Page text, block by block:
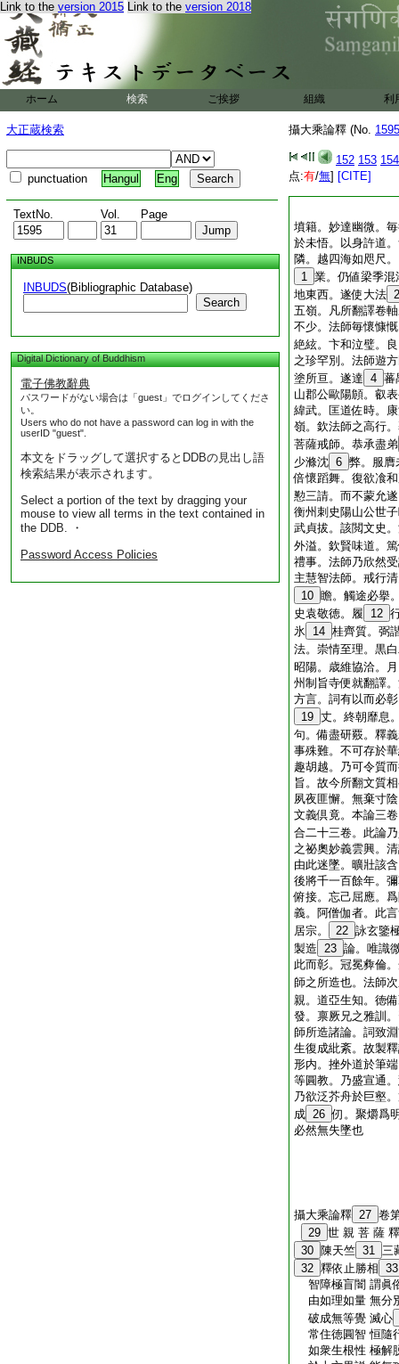
Link to the version 2015 Link to the version 2018
ホーム 検索 ご挨拶 組織 利
大正蔵検索
punctuation Hangul Eng
TextNo. Vol. Page
INBUDS
INBUDS(Bibliographic Database)
Search
Digital Dictionary of Buddhism
電子佛教辭典
パスワードがない場合は「guest」でログインしてくださ
い。
Users who do not have a password can log in with the
userID "guest".
本文をドラッグして選択するとDDBの見出し語
検索結果が表示されます。
Select a portion of the text by dragging your
mouse to view all terms in the text contained in
the DDB. ・
Password Access Policies
攝大乘論釋 (No.
152 153 154
点:有/無] [CITE]
墳籍。妙達幽微。
於未悟。以身許道
隣。越四海如咫尺
1 業。仍値梁季
地東西。遂使大法 2
五嶺。凡所翻譯卷
不少。法師毎懷慷
絶絃。卞和泣璧。
之珍罕別。法師遊
塗所亘。遂達 4 蕃
山郡公歐陽頠。叡
緯武。匡道佐時。
嶺。欽法師之高行
菩薩戒師。恭承盡弟
少滌沈 6 弊。服膺
倍懷蹈舞。復欲飡
懃三請。而不蒙允
衡州刺史陽山公世
武貞拔。該閲文史
外溢。欽賢味道。
禮事。法師乃欣然
主慧智法師。戒行
10 瞻。觸途必擧
史袁敬徳。履
12
氷 14 桂齊質。弼
法。崇情至理。黒
昭陽。歳維協洽。
州制旨寺便就翻譯
方言。詞有以而必
19 丈。終朝靡息
句。備盡研覈。釋
事殊難。不可存於
趣胡越。乃可令質
旨。故今所翻文質
夙夜匪懈。無棄寸
文義倶竟。本論三
合二十三卷。此論
之祕奧妙義雲興。
由此迷墜。曠壯該
後將千一百餘年。
俯接。忘己屈應。
義。阿僧伽者。此
居宗。
22 詠玄鑒
製造 23 論。唯識
此而彰。冠冕彜倫
師之所造也。法師
親。道亞生知。徳
發。禀厥兄之雅訓
師所造諸論。詞致
生復成紕紊。故製
形内。挫外道於筆
等圓教。乃盛宣通
乃欲泛芥舟於巨壑
成 26 仞。聚爝爲
必然無失墜也
攝大乘論釋 27 卷
29 世 親 菩 薩 釋
30 陳天竺 31 三
32 釋依止勝相 33
智障極盲闇 謂眞
由如理如量 無分
破成無等覺 滅心
常住徳圓智 恒隨
如衆生根性 極解